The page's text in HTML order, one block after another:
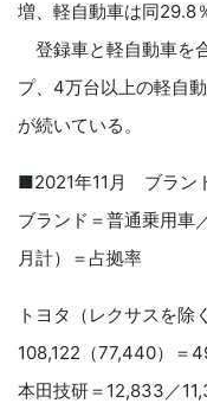
増、軽自動車は同29.8
登録車と軽自動車を
プ、4万台以上の軽自
が続いている。
■2021年11月 ブラン
ブランド＝普通乗用車
月計）＝占拠率
トヨタ（レクサスを
108,122（77,440）＝
本田技研＝12,833／